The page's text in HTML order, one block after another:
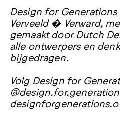
Design for
Verveeld � Verward,
gemaakt door Dutch
alle ontwerpers en
bijgedragen.
Volg Design for